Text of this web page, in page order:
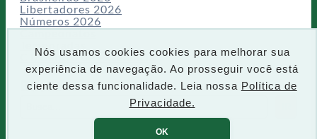
Nós usamos cookies cookies para melhorar sua
experiência de navegação. Ao prosseguir você está
ciente dessa funcionalidade. Leia nossa Política de
Privacidade.
OK
Libertadores 2026
Números 2026
Campeonatos
CT/Centro de Excelência
Busca
P
e
q